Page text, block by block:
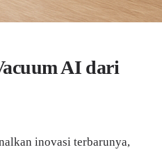
AI dari
inovasi terbarunya,